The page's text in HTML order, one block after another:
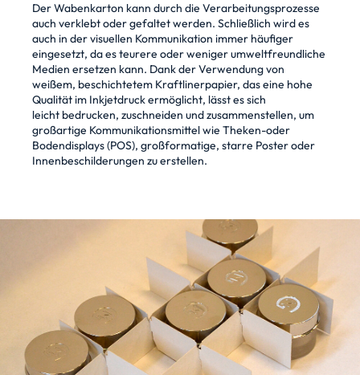
Der Wabenkarton kann durch die Verarbeitungsprozesse
auch verklebt oder gefaltet werden. Schließlich wird es
auch in der visuellen Kommunikation immer häufiger
eingesetzt, da es teurere oder weniger umweltfreundliche
Medien ersetzen kann. Dank der Verwendung von
weißem, beschichtetem Kraftlinerpapier, das eine hohe
Qualität im Inkjetdruck ermöglicht, lässt es sich
leicht bedrucken, zuschneiden und zusammenstellen, um
großartige Kommunikationsmittel wie Theken-oder
Bodendisplays (POS), großformatige, starre Poster oder
Innenbeschilderungen zu erstellen.